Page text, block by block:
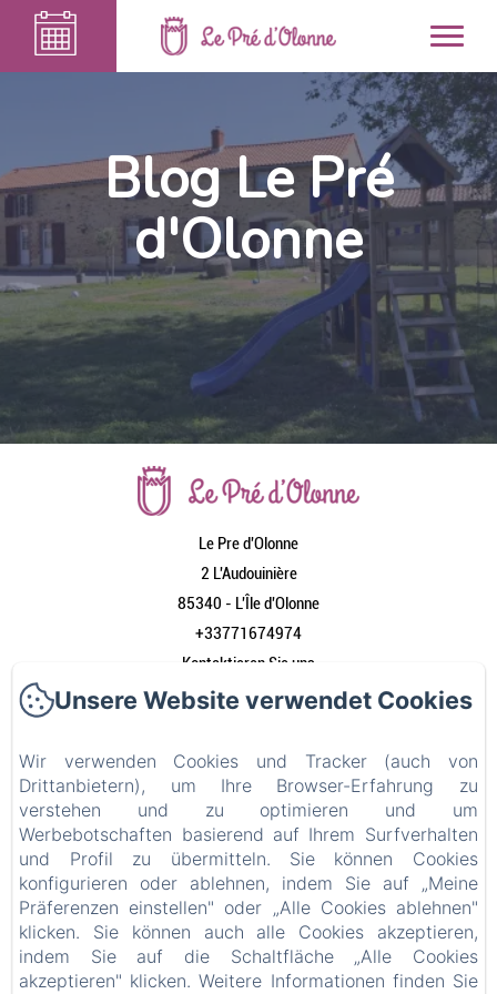
Blog Le Pré
d'Olonne
Le Pre d'Olonne
2 L'Audouinière
85340 - L'Île d'Olonne
+33771674974
Kontaktieren Sie uns
Empfang
Wer sind wir?
Einrichtungen
Die Umgebung
Kontakt
Rechtliche Informationen
Rechtliche Informationen
Unsere Website verwendet Cookies
Wir verwenden Cookies und Tracker (auch von
Drittanbietern), um Ihre Browser-Erfahrung zu
verstehen und zu optimieren und um
Werbebotschaften basierend auf Ihrem Surfverhalten
und Profil zu übermitteln. Sie können Cookies
konfigurieren oder ablehnen, indem Sie auf „Meine
Präferenzen einstellen" oder „Alle Cookies ablehnen"
klicken. Sie können auch alle Cookies akzeptieren,
indem Sie auf die Schaltfläche „Alle Cookies
akzeptieren" klicken. Weitere Informationen finden Sie